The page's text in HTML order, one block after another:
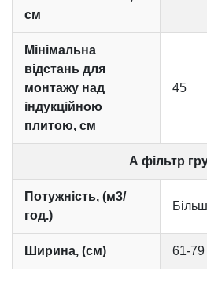
см
Мінімальна
відстань для
монтажу над
індукційною
плитою, см
45
А фільтр
Потужність, (м3/
год.)
Ширина, (см) 61-79